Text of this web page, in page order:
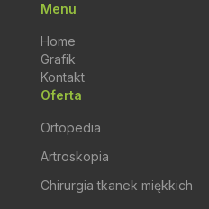
Menu
Home
Grafik
Kontakt
Oferta
Ortopedia
Artroskopia
Chirurgia tkanek miękkich